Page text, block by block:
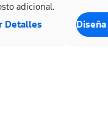
adicional.
Detalles